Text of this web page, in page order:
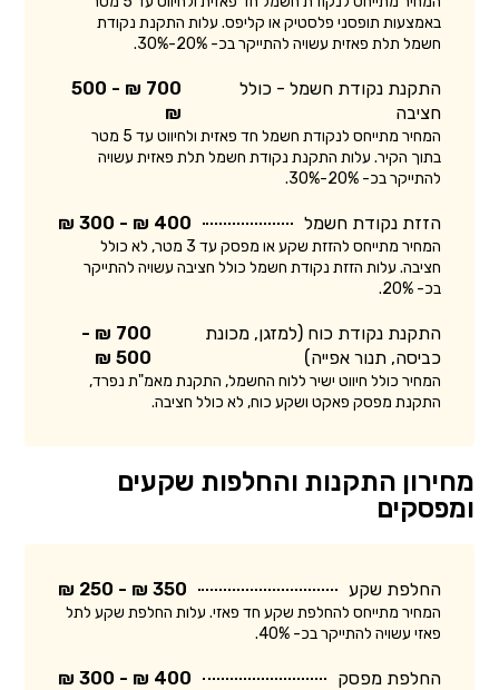
באמצעות תופסני פלסטיק או קליפס. עלות התקנת נקודת
חשמל תלת פאזית עשויה להתייקר בכ- 20%-30%.
התקנת נקודת חשמל - כולל
חציבה
700 ₪ - 500
₪
המחיר מתייחס לנקודת חשמל חד פאזית ולחיווט עד 5 מטר
בתוך הקיר. עלות התקנת נקודת חשמל תלת פאזית עשויה
להתייקר בכ- 20%-30%.
הזזת נקודת חשמל 400 ₪ - 300 ₪
המחיר מתייחס להזזת שקע או מפסק עד 3 מטר, לא כולל
חציבה. עלות הזזת נקודת חשמל כולל חציבה עשויה להתייקר
בכ- 20%.
התקנת נקודת כוח (למזגן, מכונת
כביסה, תנור אפייה)
700 ₪ -
500 ₪
המחיר כולל חיווט ישיר ללוח החשמל, התקנת מאמ"ת נפרד,
התקנת מפסק פאקט ושקע כוח, לא כולל חציבה.
מחירון התקנות והחלפות שקעים
ומפסקים
החלפת שקע 350 ₪ - 250 ₪
המחיר מתייחס להחלפת שקע חד פאזי. עלות החלפת שקע לתל
פאזי עשויה להתייקר בכ- 40%.
החלפת מפסק 400 ₪ - 300 ₪